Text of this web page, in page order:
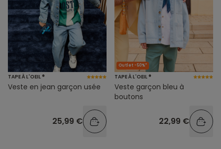
TAPE À L'OEIL ®
Veste en jean garçon usée
25,99 €
Outlet -50%*
TAPE À L'OEIL ®
Veste garçon bleu à
boutons
22,99 €